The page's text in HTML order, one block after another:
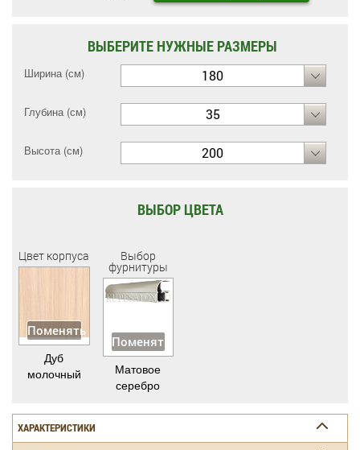
ВЫБЕРИТЕ НУЖНЫЕ РАЗМЕРЫ
Ширина (см) 180
Глубина (см) 35
Высота (см) 200
ВЫБОР ЦВЕТА
Цвет корпуса
Поменять
Дуб
молочный
Выбор
фурнитуры
Поменять
Матовое
серебро
ХАРАКТЕРИСТИКИ